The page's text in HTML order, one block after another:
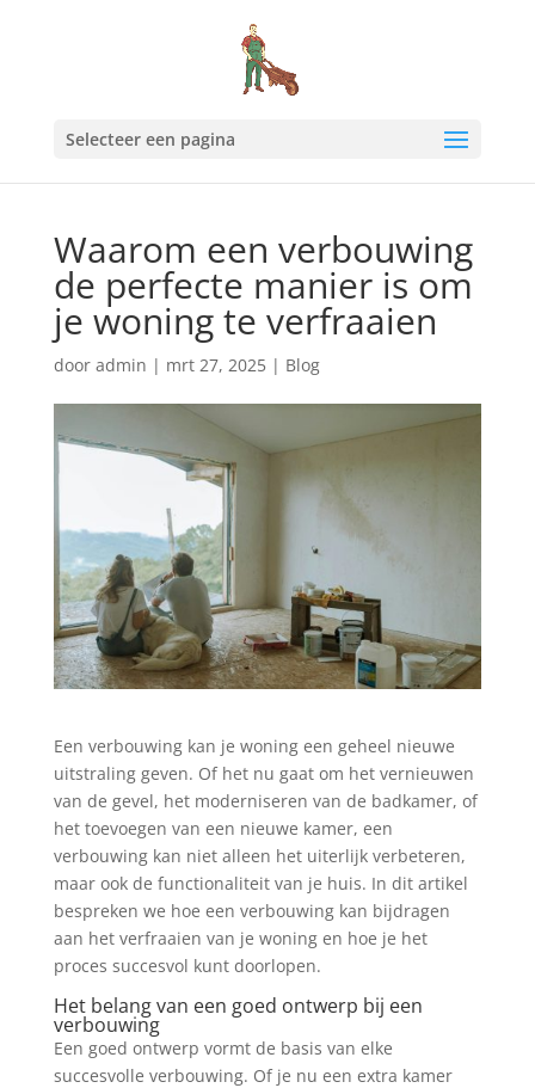
Selecteer een pagina
Waarom een verbouwing
de perfecte manier is om
je woning te verfraaien
door admin | mrt 27, 2025| Blog
Een verbouwing kan je woning een geheel nieuwe
uitstraling geven. Of het nu gaat om het vernieuwen
van de gevel, het moderniseren van de badkamer, of
het toevoegen van een nieuwe kamer, een
verbouwing kan niet alleen het uiterlijk verbeteren,
maar ook de functionaliteit van je huis. In dit artikel
bespreken we hoe een verbouwing kan bijdragen
aan het verfraaien van je woning en hoe je het
proces succesvol kunt doorlopen.
Het belang van een goed ontwerp bij een
verbouwing
Een goed ontwerp vormt de basis van elke
succesvolle verbouwing. Of je nu een extra kamer